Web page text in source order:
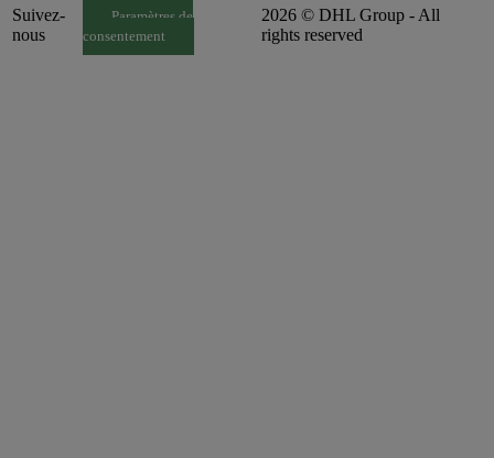
Suivez-
nous
Paramètres de
consentement
2026 © DHL Group - All
rights reserved